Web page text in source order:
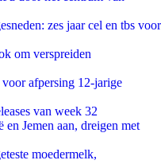
zes jaar cel en tbs voor
om verspreiden
afpersing 12-jarige
van week 32
Jemen aan, dreigen met
moedermelk,